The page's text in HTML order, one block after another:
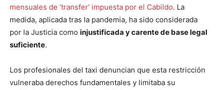
mensuales de ‘transfer’ impuesta por el Cabildo. La
medida, aplicada tras la pandemia, ha sido considerada
por la Justicia como injustificada y carente de base legal
suficiente.
Los profesionales del taxi denuncian que esta restricción
vulneraba derechos fundamentales y limitaba su